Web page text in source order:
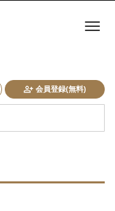
会員登録(無料)
ナ